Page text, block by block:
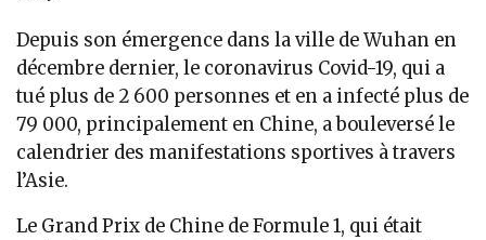
Depuis son émergence dans la ville de Wuhan en
décembre dernier, le coronavirus Covid-19, qui a
tué plus de 2 600 personnes et en a infecté plus de
79 000, principalement en Chine, a bouleversé le
calendrier des manifestations sportives à travers
l’Asie.
Le Grand Prix de Chine de Formule 1, qui était